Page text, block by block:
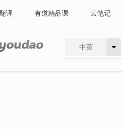
译 有道精品课 云笔记
中英